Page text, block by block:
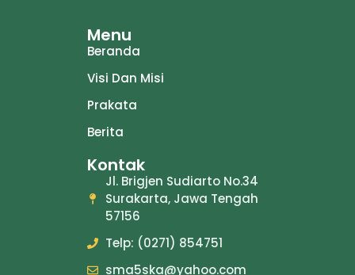
Menu
Beranda
Visi Dan Misi
Prakata
Berita
Kontak
Jl. Brigjen Sudiarto No.34
Surakarta, Jawa Tengah
57156
Telp: (0271) 854751
sma5ska@yahoo.com